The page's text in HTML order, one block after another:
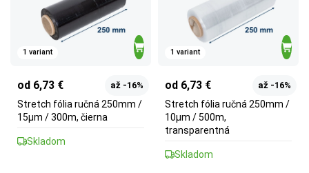
1 variant
od 6,73 € až -16%
Stretch fólia ručná 250mm /
15µm / 300m, čierna
Skladom
1 variant
od 6,73 € až -16%
Stretch fólia ručná 250mm /
10µm / 500m,
transparentná
Skladom